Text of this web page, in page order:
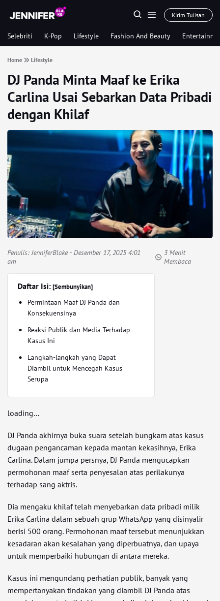
Kirim Tulisan
Selebriti K-Pop Lifestyle Fashion And Beauty
Home Lifestyle
DJ Panda Minta Maaf ke Erika
Carlina Usai Sebarkan Data Pribadi
dengan Khilaf
Penulis:JenniferBlake- Desember 17, 2025 4:01
am
3 Menit
Membaca
Daftar Isi: [Sembunyikan]
Permintaan Maaf DJ Panda dan
Konsekuensinya
Reaksi Publik dan Media Terhadap
Kasus Ini
Langkah-langkah yang Dapat
Diambil untuk Mencegah Kasus
Serupa
loading…
DJ Panda akhirnya buka suara setelah bungkam atas kasus
dugaan pengancaman kepada mantan kekasihnya, Erika
Carlina. Dalam jumpa persnya, DJ Panda mengucapkan
permohonan maaf serta penyesalan atas perilakunya
terhadap sang aktris.
Dia mengaku khilaf telah menyebarkan data pribadi milik
Erika Carlina dalam sebuah grup WhatsApp yang disinyalir
berisi 500 orang. Permohonan maaf tersebut menunjukkan
kesadaran akan kesalahan yang diperbuatnya, dan upaya
untuk memperbaiki hubungan di antara mereka.
Kasus ini mengundang perhatian publik, banyak yang
mempertanyakan tindakan yang diambil DJ Panda atas